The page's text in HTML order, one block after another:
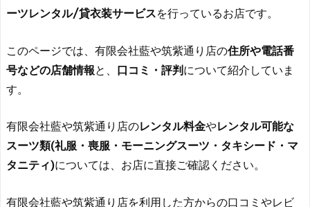
ーツレンタル/貸衣装サービスを行っているお店です。
このページでは、有限会社藍や筑紫通り店の住所や電話番
号などの店舗情報と、 口コミ・評判について紹介していま
す。
有限会社藍や筑紫通り店のレンタル料金やレンタル可能な
スーツ類(礼服・喪服・モーニングスーツ・タキシード・マ
タニティ)については、お店に直接ご確認ください。
有限会社藍や筑紫通り店を利用した方からの口コミやレビ